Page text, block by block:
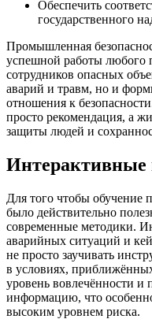
Обеспечить
государственного
Промышленная
успешной работы любого
сотрудников опасных
аварий и травм, но и
отношения к
просто рекомендация, а
защиты людей и
Интерактивные
Для того чтобы обучение
было действительно
современные методики.
аварийных ситуаций и
не просто заучивать
в условиях,
уровень вовлечённости и
информацию, что
высоким уровнем риска.